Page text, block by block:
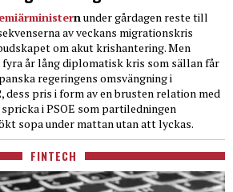
nunder gårdagen reste till
av veckans migrationskris
om akut krishantering. Men
år lång diplomatisk kris som sällan får
regeringens omsvängning i
dess pris i form av en brusten relation med
i PSOE som partiledningen
sopa under mattan utan att lyckas.
FINTECH